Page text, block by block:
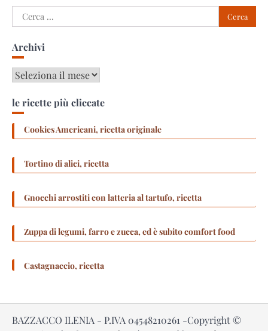
Ricerca
per:
Archivi
Archivi
le ricette più cliccate
Cookies Americani, ricetta originale
Tortino di alici, ricetta
Gnocchi arrostiti con latteria al tartufo, ricetta
Zuppa di legumi, farro e zucca, ed è subito comfort food
Castagnaccio, ricetta
BAZZACCO ILENIA - P.IVA 04548210261 -Copyright ©